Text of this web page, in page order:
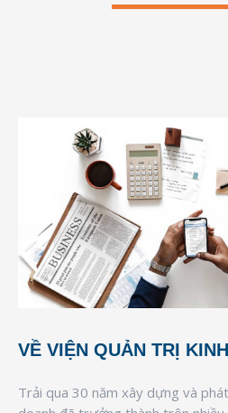
VỀ VIỆN QUẢN TRỊ
Trải qua 30 năm xây dựng và